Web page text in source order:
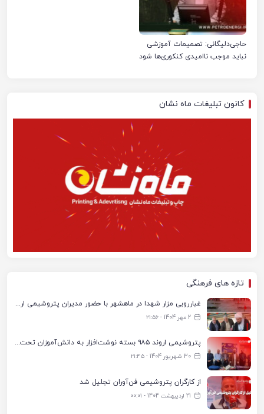
حاجی‌دلیگانی: تصمیمات آموزشی
نباید موجب ناامیدی کنکوری‌ها شود
کانون تبلیغات ماه نشان
تازه های فرهنگی
غبارروبی مزار شهدا در ماهشهر با حضور مدیران پتروشیمی اروند و مسئولان شهری
2 مهر 1404 - ۲۱:۵۶
پتروشیمی اروند ۹۸۵ بسته نوشت‌افزار به دانش‌آموزان تحت پوشش کمیته امداد بندرماهشهر اهدا کرد
30 شهریور 1404 - ۲۱:۴۵
از کارگران پتروشیمی فن‌آوران تجلیل شد
21 اردیبهشت 1404 - ۰۰:۰۱